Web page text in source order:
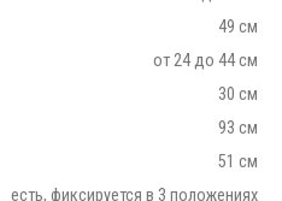
49 см
от 24 до 44 см
30 см
93 см
51 см
есть, фиксируется в 3 положениях